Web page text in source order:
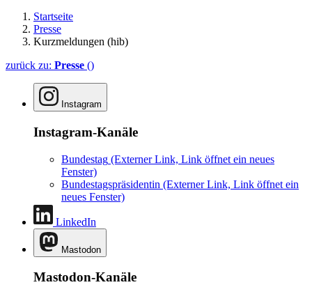
Startseite
Presse
Kurzmeldungen (hib)
zurück zu: Presse ()
Instagram
Instagram-Kanäle
Bundestag (Externer Link, Link öffnet ein neues
Fenster)
Bundestagspräsidentin (Externer Link, Link öffnet ein
neues Fenster)
LinkedIn
Mastodon
Mastodon-Kanäle